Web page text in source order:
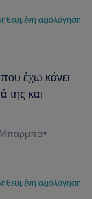
αξιολόγηση
έχω κάνει
της και
Μπαρμπα•
αξιολόγηση